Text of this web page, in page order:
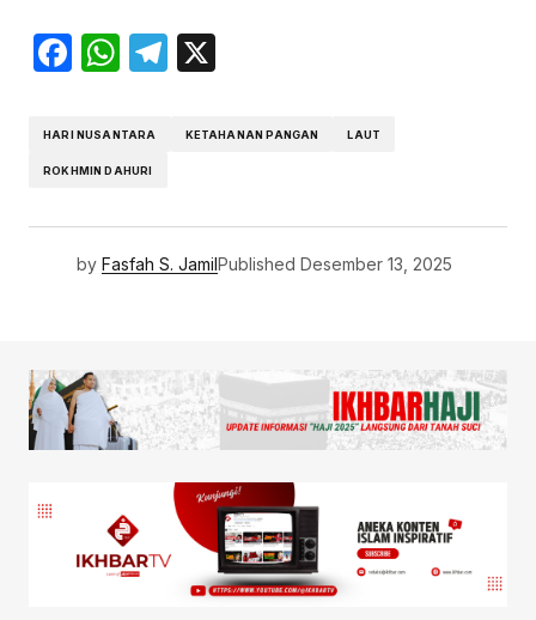
Facebook
WhatsApp
Telegram
HARI NUSANTARA KETAHANAN PANGAN LAUT
ROKHMIN DAHURI
by Fasfah S. JamilPublished Desember 13, 2025